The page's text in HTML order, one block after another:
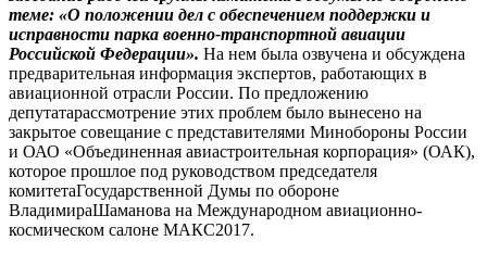
теме: «О положении дел с обеспечением поддержки и
исправности парка военно-транспортной авиации
Российской Федерации». На нем была озвучена и обсуждена
предварительная информация экспертов, работающих в
авиационной отрасли России. По предложению
депутатарассмотрение этих проблем было вынесено на
закрытое совещание с представителями Минобороны России
и ОАО «Объединенная авиастроительная корпорация» (ОАК),
которое прошлое под руководством председателя
комитетаГосударственной Думы по обороне
ВладимираШаманова на Международном авиационно-
космическом салоне МАКС2017.